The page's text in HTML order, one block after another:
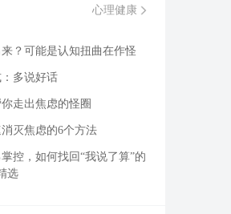
心理健康
？可能是认知扭曲在作怪
多说好话
走出焦虑的怪圈
灭焦虑的6个方法
控，如何找回“我说了算”的
选